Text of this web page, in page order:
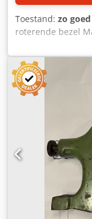
Toestand: zo
roterende bezel
mm Hoogte van
steunbalk. 160
Ajf I Smzomajf